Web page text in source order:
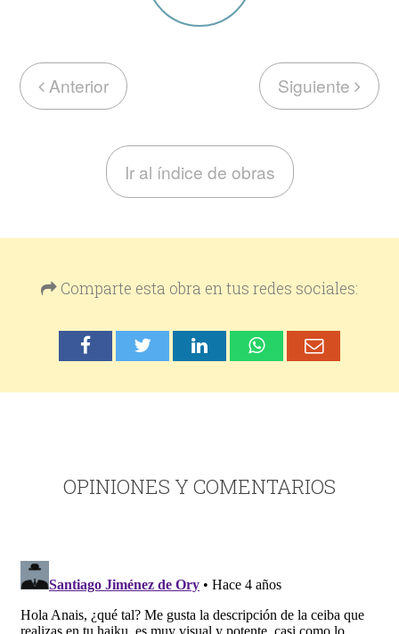
Anterior Siguiente
Ir al índice de obras
Comparte esta obra en tus redes sociales:
OPINIONES Y COMENTARIOS